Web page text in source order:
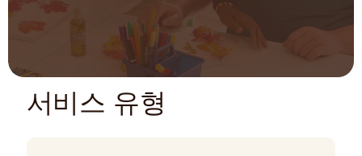
서비스 유형